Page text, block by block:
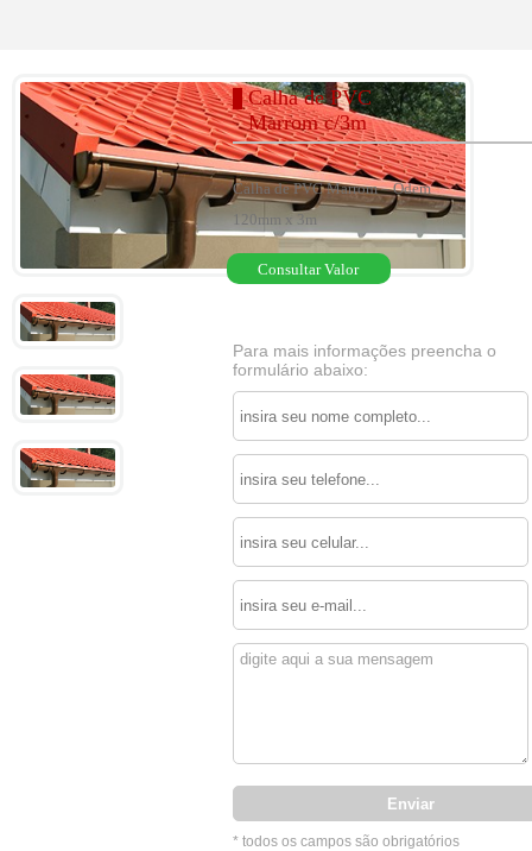
Calha de PVC
Marrom c/3m
Calha de PVC Marrom – Odem
120mm x 3m
Consultar Valor
Para mais informações preencha o
formulário abaixo:
* todos os campos são obrigatórios